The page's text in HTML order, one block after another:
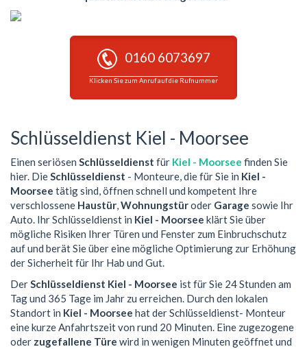
0160 6073697
Klicken Sie zum Anruf auf die Rufnummer
Schlüsseldienst Kiel - Moorsee
Einen seriösen Schlüsseldienst für Kiel - Moorsee finden Sie
hier. DieSchlüsseldienst - Monteure, die für Sie in Kiel -
Moorsee tätig sind, öffnen schnell und kompetent Ihre
verschlossene Haustür,Wohnungstüroder Garage sowie Ihr
Auto. Ihr Schlüsseldienst in Kiel - Moorsee klärt Sie über
mögliche Risiken Ihrer Türen und Fenster zum Einbruchschutz
auf und berät Sie über eine mögliche Optimierung zur Erhöhung
der Sicherheit für Ihr Hab und Gut.
DerSchlüsseldienst Kiel - Moorsee ist für Sie 24 Stunden am
Tag und 365 Tage im Jahr zu erreichen. Durch den lokalen
Standort in Kiel - Moorsee hat der Schlüsseldienst- Monteur
eine kurze Anfahrtszeit von rund 20 Minuten. Eine zugezogene
oder zugefallene Türe wird in wenigen Minuten geöffnet und